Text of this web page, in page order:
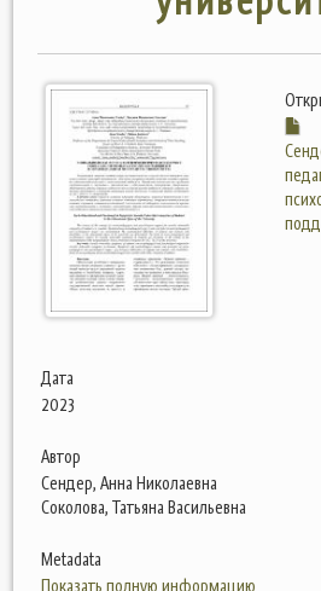
Дата
2023
Автор
Сендер, Анна Николаевна
Соколова, Татьяна Васильевна
Metadata
Показать полную информацию